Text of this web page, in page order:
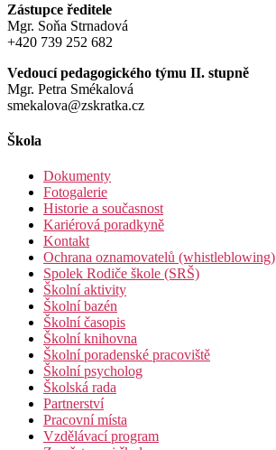
Zástupce ředitele
Mgr. Soňa Strnadová
+420 739 252 682
Vedoucí pedagogického týmu II. stupně
Mgr. Petra Smékalová
smekalova@zskratka.cz
Škola
Dokumenty
Fotogalerie
Historie a současnost
Kariérová poradkyně
Kontakt
Ochrana oznamovatelů (whistleblowing)
Spolek Rodiče škole (SRŠ)
Školní aktivity
Školní bazén
Školní časopis
Školní knihovna
Školní poradenské pracoviště
Školní psycholog
Školská rada
Partnerství
Pracovní místa
Vzdělávací program